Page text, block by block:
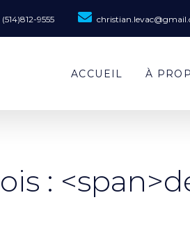
(514)812-9555
ACCUEIL À
: